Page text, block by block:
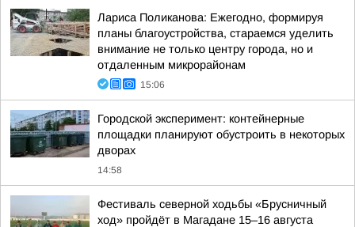
Лариса Поликанова: Ежегодно, формируя
планы благоустройства, стараемся уделить
внимание не только центру города, но и
отдаленным микрорайонам
15:06
Городской эксперимент: контейнерные
площадки планируют обустроить в некоторых
дворах
14:58
Фестиваль северной ходьбы «Брусничный
ход» пройдёт в Магадане 15–16 августа